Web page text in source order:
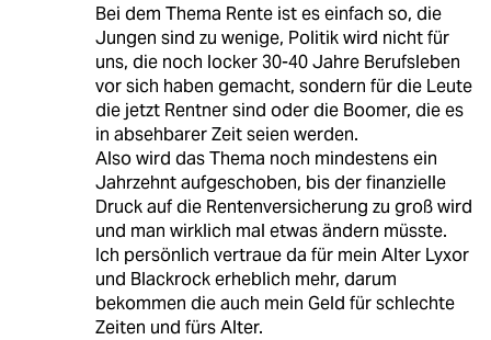
Bei dem Thema Rente ist es einfach so, die
Jungen sind zu wenige, Politik wird nicht für
uns, die noch locker 30-40 Jahre Berufsleben
vor sich haben gemacht, sondern für die Leute
die jetzt Rentner sind oder die Boomer, die es
in absehbarer Zeit seien werden.
Also wird das Thema noch mindestens ein
Jahrzehnt aufgeschoben, bis der finanzielle
Druck auf die Rentenversicherung zu groß wird
und man wirklich mal etwas ändern müsste.
Ich persönlich vertraue da für mein Alter Lyxor
und Blackrock erheblich mehr, darum
bekommen die auch mein Geld für schlechte
Zeiten und fürs Alter.